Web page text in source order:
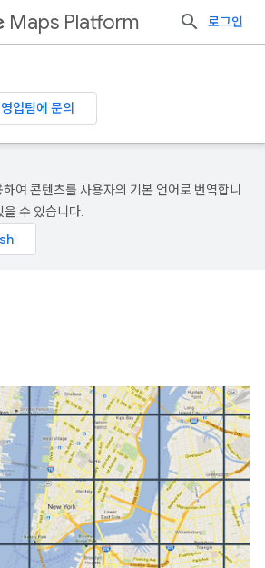
Maps Platform 로그인
영업팀에 문의
여 콘텐츠를 사용자의 기본 언어로 번역합니
수 있습니다.